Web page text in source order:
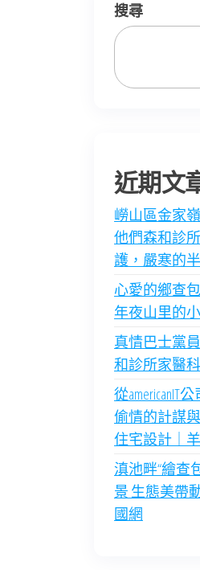
搜尋
近期文
嶗山區金家
他們森和診
護，嚴寒的
心愛的鄉查
年夜山里的
真情巴士黨
和診所家醫
從americanIT
偷情的計謀與
住宅設計｜
滇池畔“繪查
景 生態美帶
國網